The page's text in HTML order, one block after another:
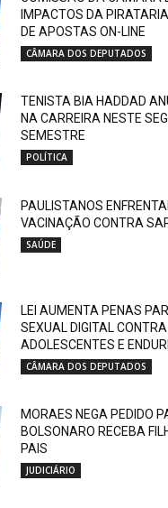
IMPACTOS DA
DE APOSTAS ON-LINE
CÂMARA DOS DEPUTADOS
TENISTA BIA HADDAD
NA CARREIRA NESTE
SEMESTRE
POLÍTICA
PAULISTANOS
VACINAÇÃO CONTRA
SAÚDE
LEI AUMENTA PENAS
SEXUAL DIGITAL
ADOLESCENTES E
CÂMARA DOS DEPUTADOS
MORAES NEGA PEDIDO
BOLSONARO RECEBA
PAIS
JUDICIÁRIO